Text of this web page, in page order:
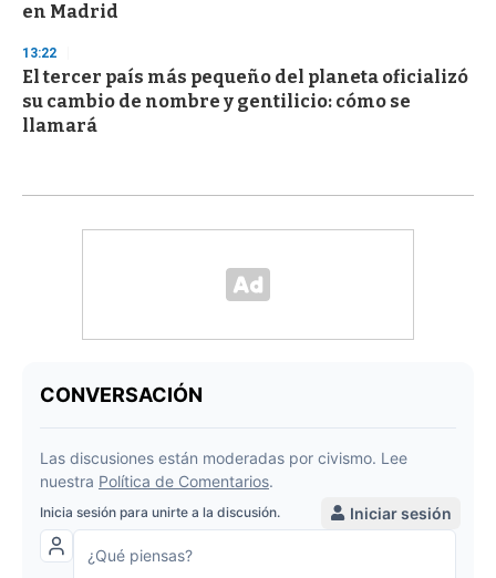
en Madrid
13:22
El tercer país más pequeño del planeta oficializó
su cambio de nombre y gentilicio: cómo se
llamará